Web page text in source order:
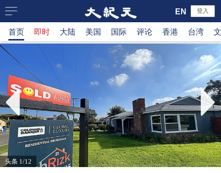
大
纪
元
新
闻
网
登入
EN
首页 即时 大陆 美国 国际 评论 香港 台湾
头条 1/12